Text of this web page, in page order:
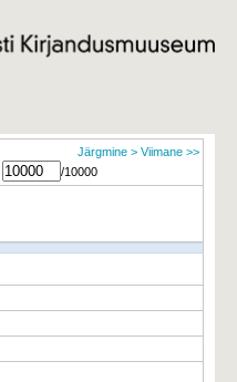
Järgmine > Viimane >>
/10000